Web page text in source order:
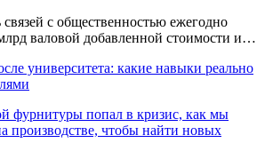
связей с общественностью ежегодно
валовой добавленной стоимости и…
университета: какие навыки реально
фурнитуры попал в кризис, как мы
производстве, чтобы найти новых